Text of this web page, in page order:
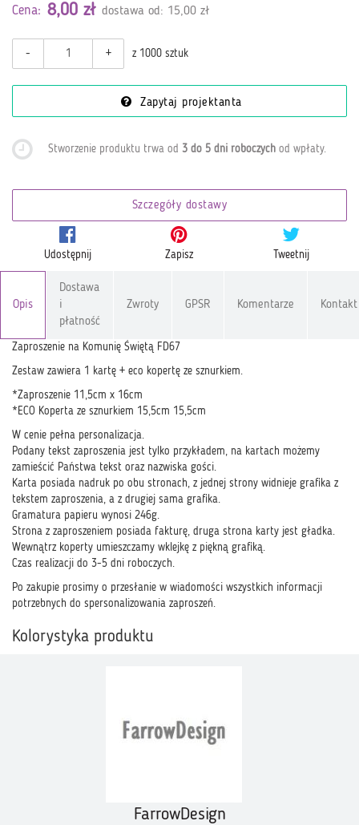
Cena: 8,00 zł dostawa od: 15,00 zł
- + z 1000 sztuk
Zapytaj projektanta
Stworzenie produktu trwa od3 do 5 dni roboczych od wpłaty.
Szczegóły dostawy
Udostępnij Zapisz Tweetnij
Opis
Dostawa
i
płatność
Zwroty GPSR Komentarze Kontakt
Zaproszenie na Komunię Świętą FD67
Zestaw zawiera 1 kartę + eco kopertę ze sznurkiem.
*Zaproszenie 11,5cm x 16cm
*ECO Koperta ze sznurkiem 15,5cm 15,5cm
W cenie pełna personalizacja.
Podany tekst zaproszenia jest tylko przykładem, na kartach możemy
zamieścić Państwa tekst oraz nazwiska gości.
Karta posiada nadruk po obu stronach, z jednej strony widnieje grafika z
tekstem zaproszenia, a z drugiej sama grafika.
Gramatura papieru wynosi 246g.
Strona z zaproszeniem posiada fakturę, druga strona karty jest gładka.
Wewnątrz koperty umieszczamy wklejkę z piękną grafiką.
Czas realizacji do 3-5 dni roboczych.
Po zakupie prosimy o przesłanie w wiadomości wszystkich informacji
potrzebnych do spersonalizowania zaproszeń.
Kolorystyka produktu
FarrowDesign